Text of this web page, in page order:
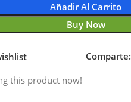
Añadir Al Carrito
Buy Now
Comparte:
this product now!